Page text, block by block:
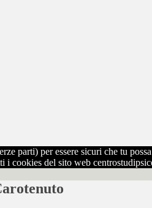
parti) per essere sicuri che tu
cookies del sito web